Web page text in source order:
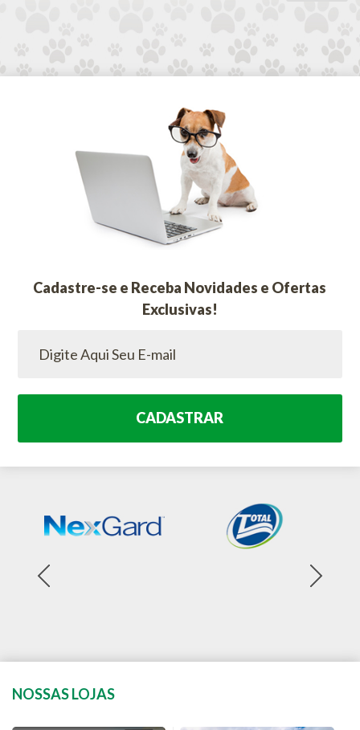
Cadastre-se e Receba Novidades e Ofertas
Exclusivas!
CADASTRAR
NOSSAS LOJAS